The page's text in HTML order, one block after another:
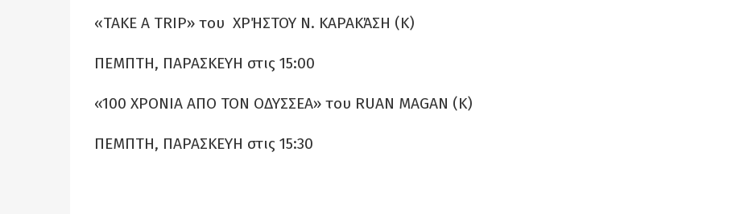
«TAKE A TRIP» του ΧΡΉΣΤΟΥ Ν. ΚΑΡΑΚΆΣΗ (Κ)
ΠΕΜΠΤΗ, ΠΑΡΑΣΚΕΥΗ στις 15:00
«100 ΧΡΟΝΙΑ ΑΠΟ ΤΟΝ ΟΔΥΣΣΕΑ» του RUAN MAGΑΝ (Κ)
ΠΕΜΠΤΗ, ΠΑΡΑΣΚΕΥΗ στις 15:30